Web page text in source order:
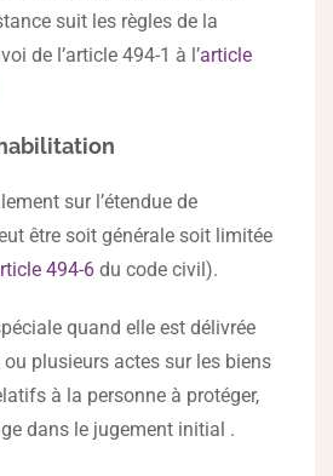
suit les règles de la
de l’article 494-1 à l’article
sur l’étendue de
être soit générale soit limitée
494-6 du code civil).
quand elle est délivrée
plusieurs actes sur les biens
à la personne à protéger,
dans le jugement initial .